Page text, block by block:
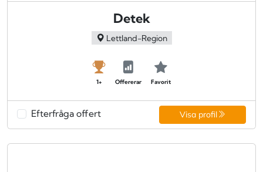
Detek
Lettland-Region
1+ Offererar Favorit
Efterfråga offert Visa profil